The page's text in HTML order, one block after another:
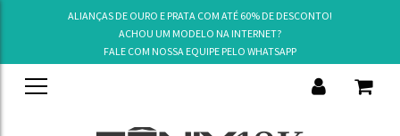
ALIANÇAS DE OURO E PRATA COM ATÉ 60% DE DESCONTO!
ACHOU UM MODELO NA INTERNET?
FALE COM NOSSA EQUIPE PELO WHATSAPP